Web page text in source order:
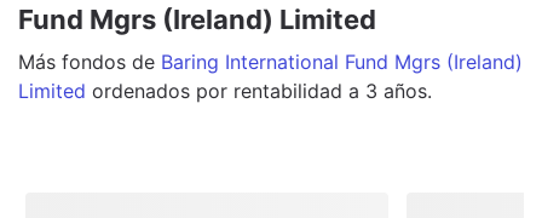
Fund Mgrs (Ireland) Limited
Más fondos de Baring International Fund Mgrs (Ireland)
Limited ordenados por rentabilidad a 3 años.